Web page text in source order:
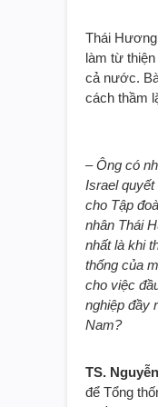
Thái
làm từ
cả nước.
cách thầm
– Ông có
Israel quyết
cho Tập
nhân Thái
nhất là khi
thống của
cho việc
nghiệp đầy
Nam?
TS.
để Tổng